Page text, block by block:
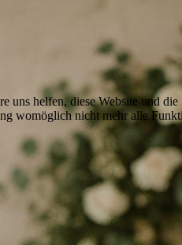
helfen, diese Website und
womöglich nicht mehr alle